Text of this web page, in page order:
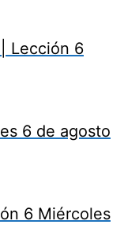
| Lección 6
6 de agosto
6 Miércoles